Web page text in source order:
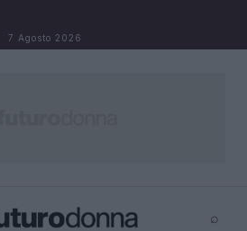
7 Agosto 2026
⌕